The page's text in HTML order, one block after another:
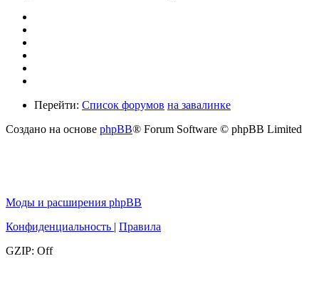
Перейти: Список форумов на завалинке
Создано на основе phpBB® Forum Software © phpBB Limited
Моды и расширения phpBB
Конфиденциальность | Правила
GZIP: Off